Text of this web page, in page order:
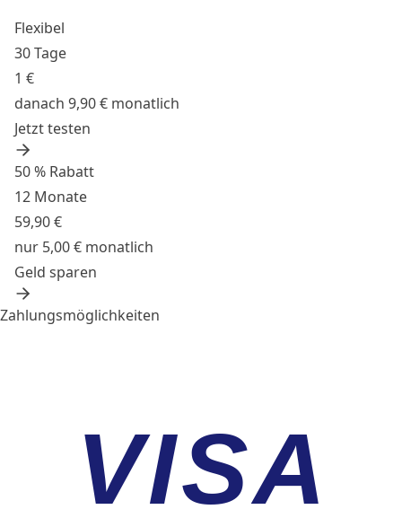
Flexibel
30 Tage
1 €
danach 9,90 € monatlich
Jetzt testen
50 % Rabatt
12 Monate
59,90 €
nur 5,00 € monatlich
Geld sparen
Zahlungsmöglichkeiten
VISA